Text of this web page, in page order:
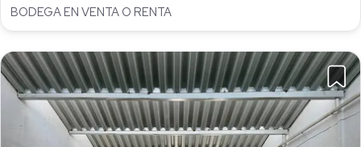
BODEGA EN VENTA O RENTA